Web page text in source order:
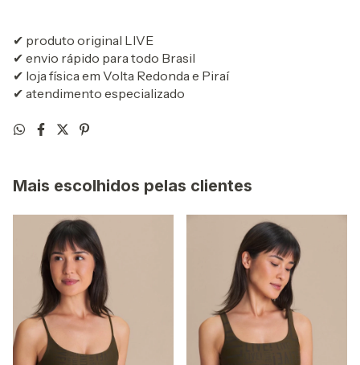
✔ produto original LIVE
✔ envio rápido para todo Brasil
✔ loja física em Volta Redonda e Piraí
✔ atendimento especializado
Mais escolhidos pelas clientes